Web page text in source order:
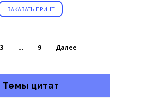
ЗАКАЗАТЬ ПРИНТ
3 … 9 Далее
Темы цитат